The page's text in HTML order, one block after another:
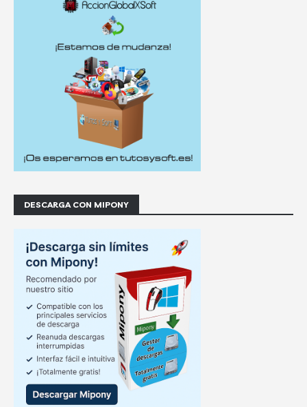
DESCARGA CON MIPONY